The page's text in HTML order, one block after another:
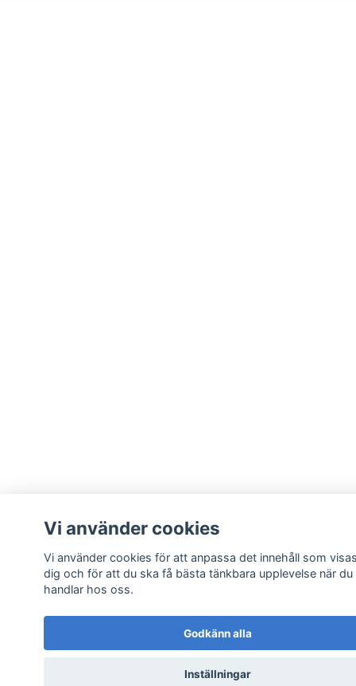
Vi använder cookies
Vi använder cookies för att anpassa det innehåll som
dig och för att du ska få bästa tänkbara upplevelse när du
handlar hos oss.
Godkänn alla
Inställningar